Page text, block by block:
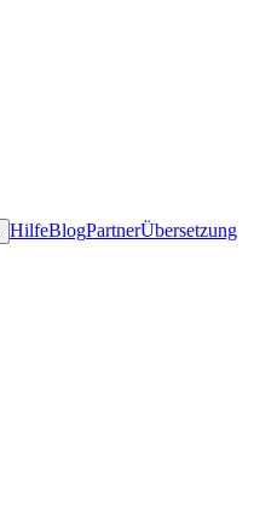
HilfeBlogPartnerÜbersetzung